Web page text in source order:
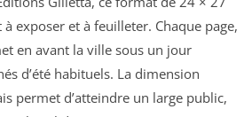
exposer et à feuilleter. Chaque page,
en avant la ville sous un jour
d’été habituels. La dimension
permet d’atteindre un large public,